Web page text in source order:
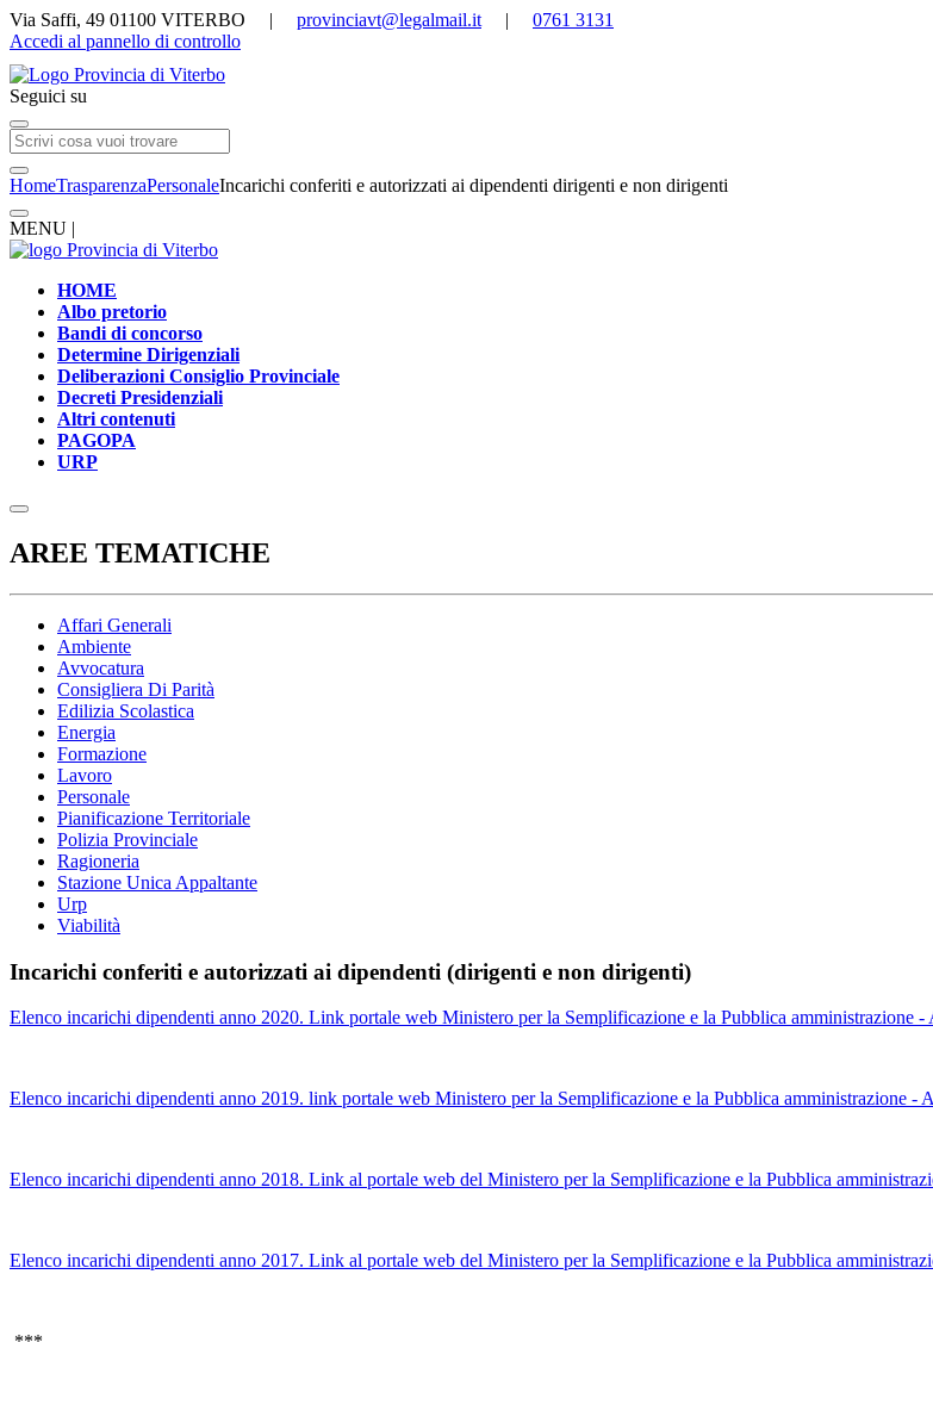
Via Saffi, 49 01100 VITERBO | provinciavt@legalmail.it | 0761 3131
Accedi al pannello di controllo
Seguici su
HomeTrasparenzaPersonaleIncarichi conferiti e autorizzati ai dipendenti dirigenti e non dirigenti
MENU |
HOME
Albo pretorio
Bandi di concorso
Determine Dirigenziali
Deliberazioni Consiglio Provinciale
Decreti Presidenziali
Altri contenuti
PAGOPA
URP
AREE TEMATICHE
Affari Generali
Ambiente
Avvocatura
Consigliera Di Parità
Edilizia Scolastica
Energia
Formazione
Lavoro
Personale
Pianificazione Territoriale
Polizia Provinciale
Ragioneria
Stazione Unica Appaltante
Urp
Viabilità
Incarichi conferiti e autorizzati ai dipendenti (dirigenti e non dirigenti)
Elenco incarichi dipendenti anno 2020. Link portale web Ministero per la Semplificazione e la Pubblica amministrazione -
Elenco incarichi dipendenti anno 2019. link portale web Ministero per la Semplificazione e la Pubblica amministrazione -
Elenco incarichi dipendenti anno 2018. Link al portale web del Ministero per la Semplificazione e la Pubblica
Elenco incarichi dipendenti anno 2017. Link al portale web del Ministero per la Semplificazione e la Pubblica
***